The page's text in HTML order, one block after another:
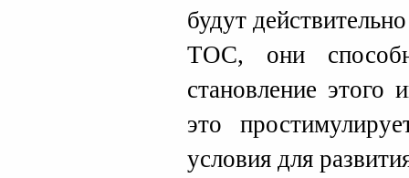
будут
ТОС, они
становление этого
это
условия для